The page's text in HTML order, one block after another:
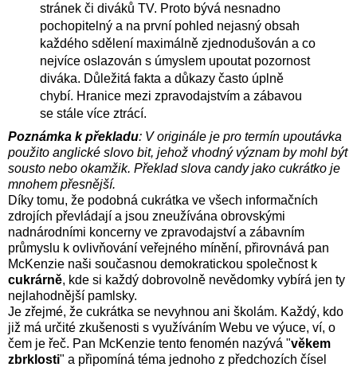
stránek či diváků TV. Proto bývá nesnadno
pochopitelný a na první pohled nejasný obsah
každého sdělení maximálně zjednodušován a co
nejvíce oslazován s úmyslem upoutat pozornost
diváka. Důležitá fakta a důkazy často úplně
chybí. Hranice mezi zpravodajstvím a zábavou
se stále více ztrácí.
Poznámka k překladu: V originále je pro termín upoutávka
použito anglické slovo bit, jehož vhodný význam by mohl být
sousto nebo okamžik. Překlad slova candy jako cukrátko je
mnohem přesnější.
Díky tomu, že podobná cukrátka ve všech informačních
zdrojích převládají a jsou zneužívána obrovskými
nadnárodními koncerny ve zpravodajství a zábavním
průmyslu k ovlivňování veřejného mínění, přirovnává pan
McKenzie naši současnou demokratickou společnost k
cukrárně, kde si každý dobrovolně nevědomky vybírá jen ty
nejlahodnější pamlsky.
Je zřejmé, že cukrátka se nevyhnou ani školám. Každý, kdo
již má určité zkušenosti s využíváním Webu ve výuce, ví, o
čem je řeč. Pan McKenzie tento fenomén nazývá "věkem
zbrklosti" a připomíná téma jednoho z předchozích čísel